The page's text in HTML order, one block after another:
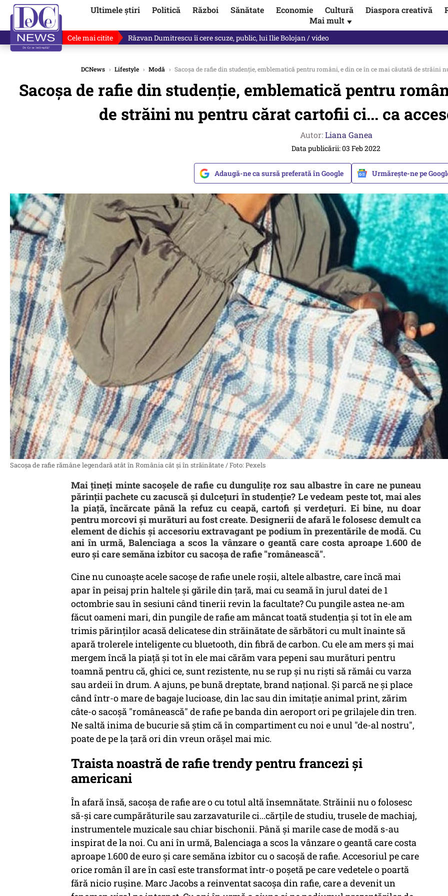
Ultimele știri Politică Război Sănătate Economie Cultură Diaspora creativă
Mai mult ▼
Cele mai citite „Dacă facem treaba asta, s-a ales praful de tot!” Eugen Teodorovici, reacție după ce Green Deal-ul a
DCNews › Lifestyle › Modă › Sacoşa de rafie din studenţie, emblematică pentru români, e din ce în ce mai căutată de străini
Sacoşa de rafie din studenţie, emblematică pentru
de străini nu pentru cărat cartofii ci... ca
Autor:Liana Ganea
Data publicării: 03 Feb 2022
Adaugă-ne ca sursă preferată în Google Urmărește-ne pe
Sacoşa de rafie rămâne legendară atât în România cât şi în străinătate / Foto: Pexels
Mai ţineţi minte sacoşele de rafie cu dungulițe roz sau albastre în care ne puneau
părinţii pachete cu zacuscă şi dulceţuri în studenţie? Le vedeam peste tot, mai ales
la piaţă, încărcate până la refuz cu ceapă, cartofi şi verdeţuri. Ei bine, nu doar
pentru morcovi şi murături au fost create. Designerii de afară le folosesc demult ca
element de dichis şi accesoriu extravagant pe podium în prezentările de modă. Cu
ani în urmă, Balenciaga a scos la vânzare o geantă care costa aproape 1.600 de
euro şi care semăna izbitor cu sacoşa de rafie "românească".
Cine nu cunoaşte acele sacoşe de rafie unele roşii, altele albastre, care încă mai
apar în peisaj prin haltele şi gările din ţară, mai cu seamă în jurul datei de 1
octombrie sau în sesiuni când tinerii revin la facultate? Cu pungile astea ne-am
făcut oameni mari, din pungile de rafie am mâncat toată studenţia şi tot în ele am
trimis părinţilor acasă delicatese din străinătate de sărbători cu mult înainte să
apară trolerele inteligente cu bluetooth, din fibră de carbon. Cu ele am mers şi mai
mergem încă la piaţă şi tot în ele mai cărăm vara pepeni sau murături pentru
toamnă pentru că, ghici ce, sunt rezistente, nu se rup şi nu rişti să rămâi cu varza
sau ardeii în drum. A ajuns, pe bună dreptate, brand naţional. Şi parcă ne şi place
când într-o mare de bagaje lucioase, din lac sau din imitaţie animal print, zărim
câte-o sacoşă "românească" de rafie pe banda din aeroport ori pe grilajele din tren.
Ne saltă inima de bucurie să ştim că în compartiment cu noi e unul "de-al nostru",
poate de pe la ţară ori din vreun orăşel mai mic.
Traista noastră de rafie trendy pentru francezi şi
americani
În afară însă, sacoşa de rafie are o cu totul altă însemnătate. Străinii nu o folosesc
să-şi care cumpărăturile sau zarzavaturile ci...cărţile de studiu, trusele de machiaj,
instrumentele muzicale sau chiar bischonii. Până şi marile case de modă s-au
inspirat de la noi. Cu ani în urmă, Balenciaga a scos la vânzare o geantă care costa
aproape 1.600 de euro şi care semăna izbitor cu o sacoşă de rafie. Accesoriul pe care
orice român îl are în casî este transformat într-o poşetă pe care vedetele o poartă
fără nicio ruşine. Marc Jacobs a reinventat sacoşa din rafie, care a devenit un